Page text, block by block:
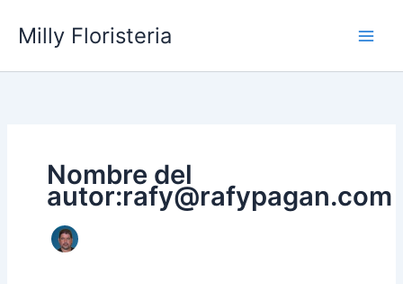
contenido
Milly Floristeria
Nombre del
autor:rafy@rafypagan.com